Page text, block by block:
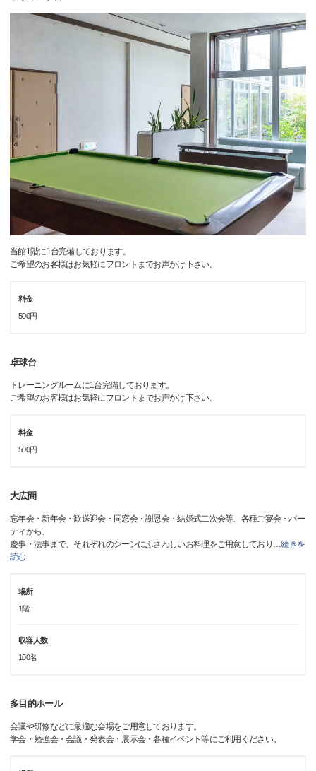
当館1階に1台完備しております。
ご希望のお客様はお気軽にフロントまでお声かけ下さい。
料金
500円
卓球台
トレーニングルームに1台完備しております。
ご希望のお客様はお気軽にフロントまでお声かけ下さい。
料金
500円
大広間
忘年会・新年会・歓送迎会・同窓会・謝恩会・結婚式二次会等、各種ご宴会・パー
ティから、
慶事・法事まで、それぞれのシーンにふさわしいお料理をご用意しており …続きを
読む
場所
1階
収容人数
100名
多目的ホール
会議や研修などに最適な会場をご用意しております。
学会・勉強会・会議・発表会・展示会・各種イベント等にご利用ください。